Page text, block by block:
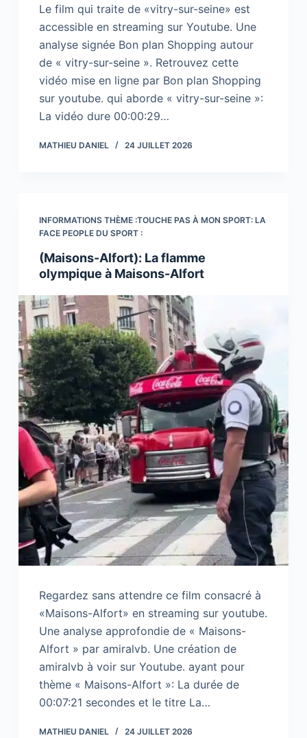
Le film qui traite de «vitry-sur-seine» est
accessible en streaming sur Youtube. Une
analyse signée Bon plan Shopping autour
de « vitry-sur-seine ». Retrouvez cette
vidéo mise en ligne par Bon plan Shopping
sur youtube. qui aborde « vitry-sur-seine »:
La vidéo dure 00:00:29…
MATHIEU DANIEL 24 JUILLET 2026
INFORMATIONS THÈME :TOUCHE PAS À MON SPORT: LA
FACE PEOPLE DU SPORT :
(Maisons-Alfort): La flamme
olympique à Maisons-Alfort
Regardez sans attendre ce film consacré à
«Maisons-Alfort» en streaming sur youtube.
Une analyse approfondie de « Maisons-
Alfort » par amiralvb. Une création de
amiralvb à voir sur Youtube. ayant pour
thème « Maisons-Alfort »: La durée de
00:07:21 secondes et le titre La…
MATHIEU DANIEL 24 JUILLET 2026